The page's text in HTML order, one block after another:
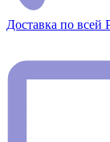
Доставка по